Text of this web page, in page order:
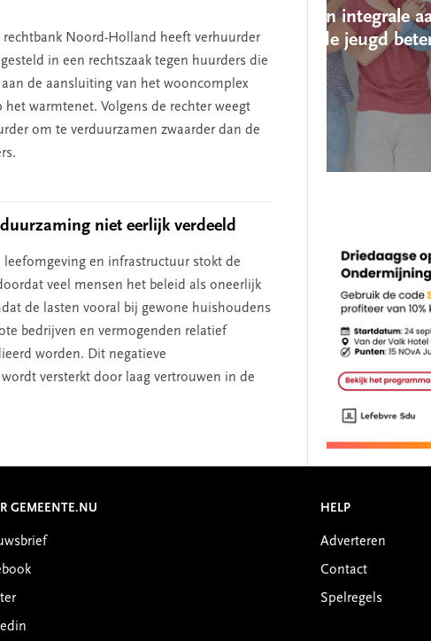
rechtbank Noord-Holland heeft verhuurder
in een rechtszaak tegen huurders die
de aansluiting van het wooncomplex
warmtenet. Volgens de rechter weegt
om te verduurzamen zwaarder dan de
niet eerlijk verdeeld
leefomgeving en infrastructuur stokt de
veel mensen het beleid als oneerlijk
de lasten vooral bij gewone huishoudens
bedrijven en vermogenden relatief
worden. Dit negatieve
versterkt door laag vertrouwen in de
‘Met een integrale aanpak
kun je de jeugd beter
helpen’
GEMEENTE.NU HELP
Adverteren
Contact
Spelregels